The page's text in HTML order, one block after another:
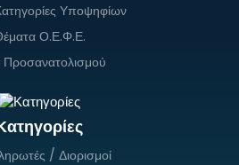
Υποψηφίων
Ο.Ε.Φ.Ε.
/ Διορισμοί